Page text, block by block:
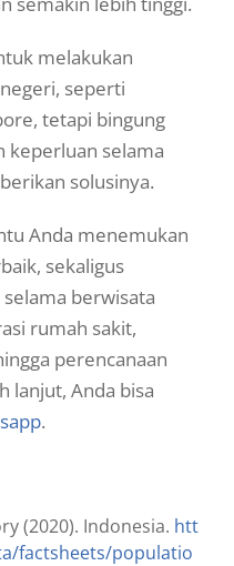
melakukan
seperti
tetapi bingung
keperluan selama
solusinya.
Anda menemukan
sekaligus
berwisata
rumah sakit,
perencanaan
lanjut, Anda bisa
.
(2020). Indonesia. htt
factsheets/populatio